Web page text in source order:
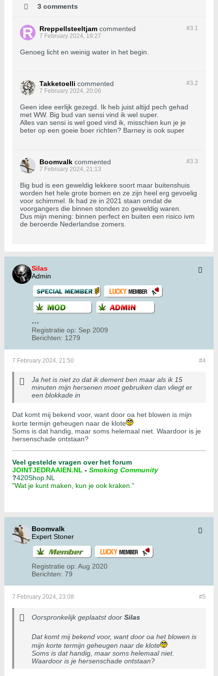
3 comments
#3.1
Rreppellsteeltjam commented
7 February 2024, 19:27
Genoeg licht en weinig water in het begin.
#3.2
Takketoelli commented
7 February 2024, 20:06
Geen idee eerlijk gezegd. Ik heb juist altijd pech gehad
met WW. Big bud van sensi vind ik wel super.
Alles van sensi is wel goed vind ik, misschien kun je je
beter op een goeie boer richten? Barney is ook super
#3.3
Boomvalk commented
7 February 2024, 21:13
Big bud is een geweldig lekkere soort maar buitenshuis
worden het hele grote bomen en ze zijn heel erg gevoelig
voor schimmel. Ik had ze in 2021 staan omdat de
voorgangers die binnen stonden zo geweldig waren.
Dus mijn mening: binnen perfect en buiten een risico ivm
de beroerde Nederlandse zomers.
Silas
Admin
Registratie op: Sep 2009
Berichten: 1279
#4
7 February 2024, 21:50
Ja het is niet zo dat ik dement ben maar als ik 15
minuten mijn hersenen moet gebruiken dan vliegt er
een blokkade in
Dat komt mij bekend voor, want door oa het blowen is mijn
korte termijn geheugen naar de klote
Soms is dat handig, maar soms helemaal niet. Waardoor is je
hersenschade ontstaan?
Veel gestelde vragen over het forum
JOINTJEDRAAIEN.NL - Smoking Community
?420Shop.NL
"Wat je kunt maken, kun je ook kraken."
Boomvalk
Expert Stoner
Registratie op: Aug 2020
Berichten: 79
#5
7 February 2024, 23:08
Oorspronkelijk geplaatst door Silas
Dat komt mij bekend voor, want door oa het blowen is
mijn korte termijn geheugen naar de klote
Soms is dat handig, maar soms helemaal niet.
Waardoor is je hersenschade ontstaan?